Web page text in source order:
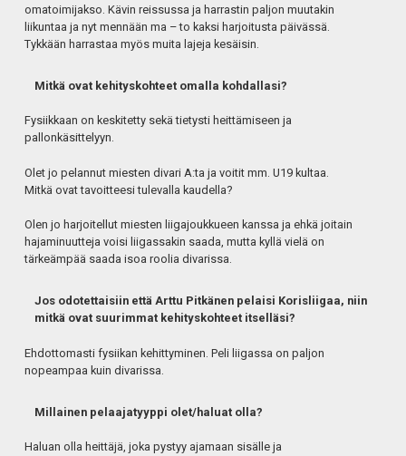
omatoimijakso. Kävin reissussa ja harrastin paljon muutakin
liikuntaa ja nyt mennään ma – to kaksi harjoitusta päivässä.
Tykkään harrastaa myös muita lajeja kesäisin.
Mitkä ovat kehityskohteet omalla kohdallasi?
Fysiikkaan on keskitetty sekä tietysti heittämiseen ja
pallonkäsittelyyn.
Olet jo pelannut miesten divari A:ta ja voitit mm. U19 kultaa.
Mitkä ovat tavoitteesi tulevalla kaudella?
Olen jo harjoitellut miesten liigajoukkueen kanssa ja ehkä joitain
hajaminuutteja voisi liigassakin saada, mutta kyllä vielä on
tärkeämpää saada isoa roolia divarissa.
Jos odotettaisiin että Arttu Pitkänen pelaisi Korisliigaa, niin
mitkä ovat suurimmat kehityskohteet itselläsi?
Ehdottomasti fysiikan kehittyminen. Peli liigassa on paljon
nopeampaa kuin divarissa.
Millainen pelaajatyyppi olet/haluat olla?
Haluan olla heittäjä, joka pystyy ajamaan sisälle ja